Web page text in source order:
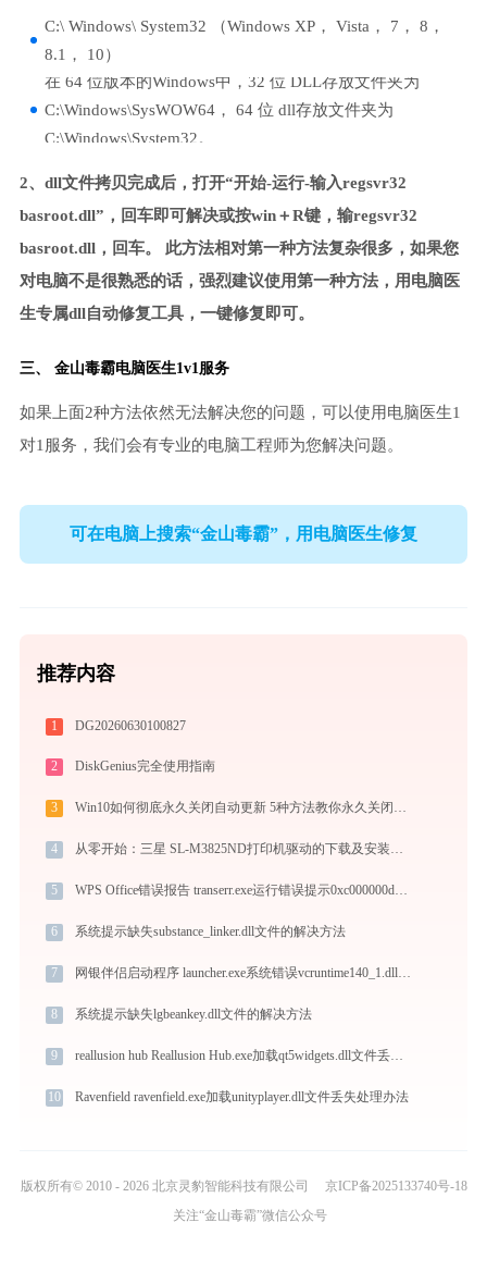
C:\ Windows\ System32 （Windows XP， Vista， 7， 8，
8.1， 10）
在 64 位版本的Windows中，32 位 DLL存放文件夹为
C:\Windows\SysWOW64， 64 位 dll存放文件夹为
C:\Windows\System32。
2、dll文件拷贝完成后，打开“开始-运行-输入regsvr32
basroot.dll”，回车即可解决或按win＋R键，输regsvr32
basroot.dll，回车。 此方法相对第一种方法复杂很多，如果您
对电脑不是很熟悉的话，强烈建议使用第一种方法，用电脑医
生专属dll自动修复工具，一键修复即可。
三、 金山毒霸电脑医生1v1服务
如果上面2种方法依然无法解决您的问题，可以使用电脑医生1
对1服务，我们会有专业的电脑工程师为您解决问题。
可在电脑上搜索“金山毒霸”，用电脑医生修复
推荐内容
1 DG20260630100827
2 DiskGenius完全使用指南
3 Win10如何彻底永久关闭自动更新 5种方法教你永久关闭win10自动更新
4 从零开始：三星 SL-M3825ND打印机驱动的下载及安装流程
5 WPS Office错误报告 transerr.exe运行错误提示0xc000000d的解决办法
6 系统提示缺失substance_linker.dll文件的解决方法
7 网银伴侣启动程序 launcher.exe系统错误vcruntime140_1.dll丢失如何解决
8 系统提示缺失lgbeankey.dll文件的解决方法
9 reallusion hub Reallusion Hub.exe加载qt5widgets.dll文件丢失处理办法
10 Ravenfield ravenfield.exe加载unityplayer.dll文件丢失处理办法
版权所有© 2010 - 2026 北京灵豹智能科技有限公司
京ICP备2025133740号-18
关注“金山毒霸”微信公众号